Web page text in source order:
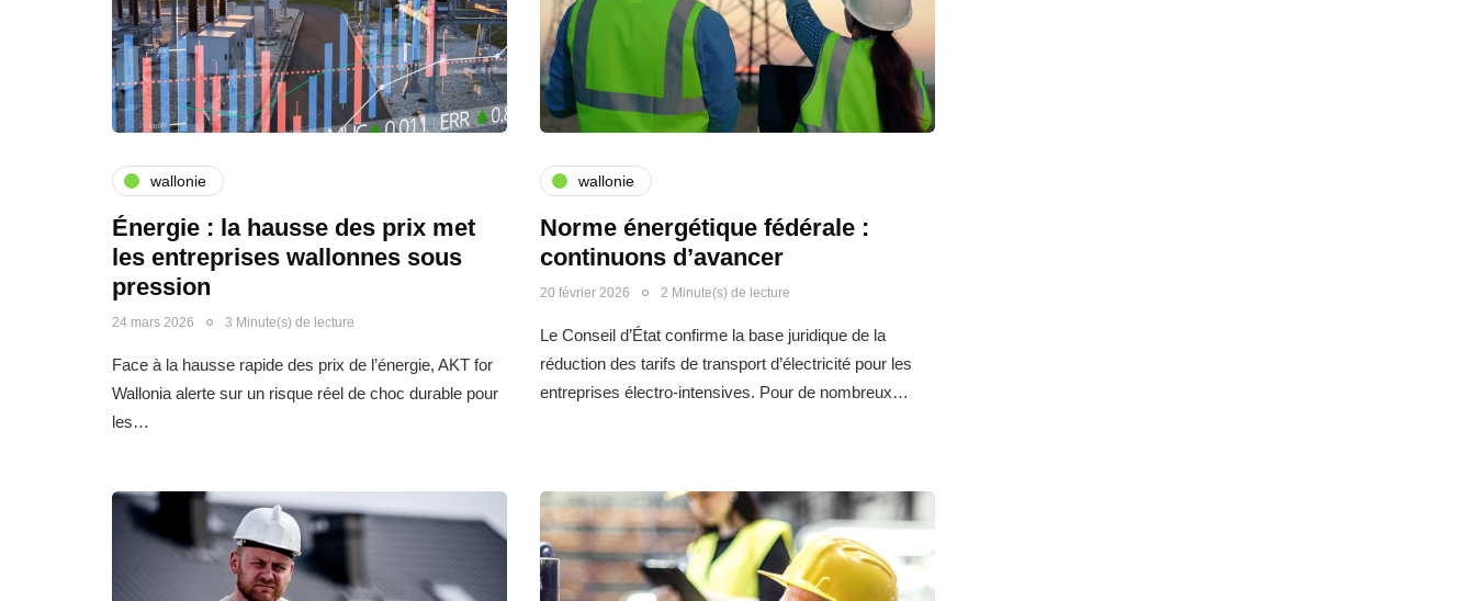
wallonie
Énergie : la hausse des prix met
les entreprises wallonnes sous
pression
24 mars 2026 3 Minute(s) de lecture
Face à la hausse rapide des prix de l’énergie, AKT for
Wallonia alerte sur un risque réel de choc durable pour
les…
wallonie
Norme énergétique fédérale :
continuons d’avancer
20 février 2026 2 Minute(s) de lecture
Le Conseil d’État confirme la base juridique de la
réduction des tarifs de transport d’électricité pour les
entreprises électro-intensives. Pour de nombreux…